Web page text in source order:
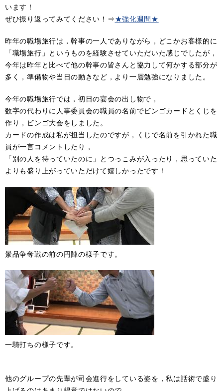
います！
ぜひ振り返ってみてください！⇒★強化週間★
昨年の職場旅行は，幹事の一人でありながら，どこかお客様的に
「職場旅行」というものを経験させていただいた感じでしたが，
今年は昨年と比べて他の幹事の皆さんと協力して何かする部分が
多く，準備物や当日の動きなど，より一層勉強になりました。
今年の職場旅行では，初日の宴会の出し物で，
数字の代わりに人事委員会の職員の名前でビンゴカードとくじを
作り，ビンゴ大会をしました。
カードの作成は私が担当したのですが，くじで名前を引かれた職
員が一言コメントしたり，
「別の人を待っていたのに」とつっこみが入ったり，思っていた
よりも盛り上がっていただけて嬉しかったです！
景品争奪戦の前の円陣の様子です。
一騎打ちの様子です。
他のグループの先輩が司会進行をしている姿を，私は話術で盛り